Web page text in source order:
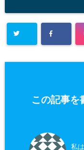
この記事を
私